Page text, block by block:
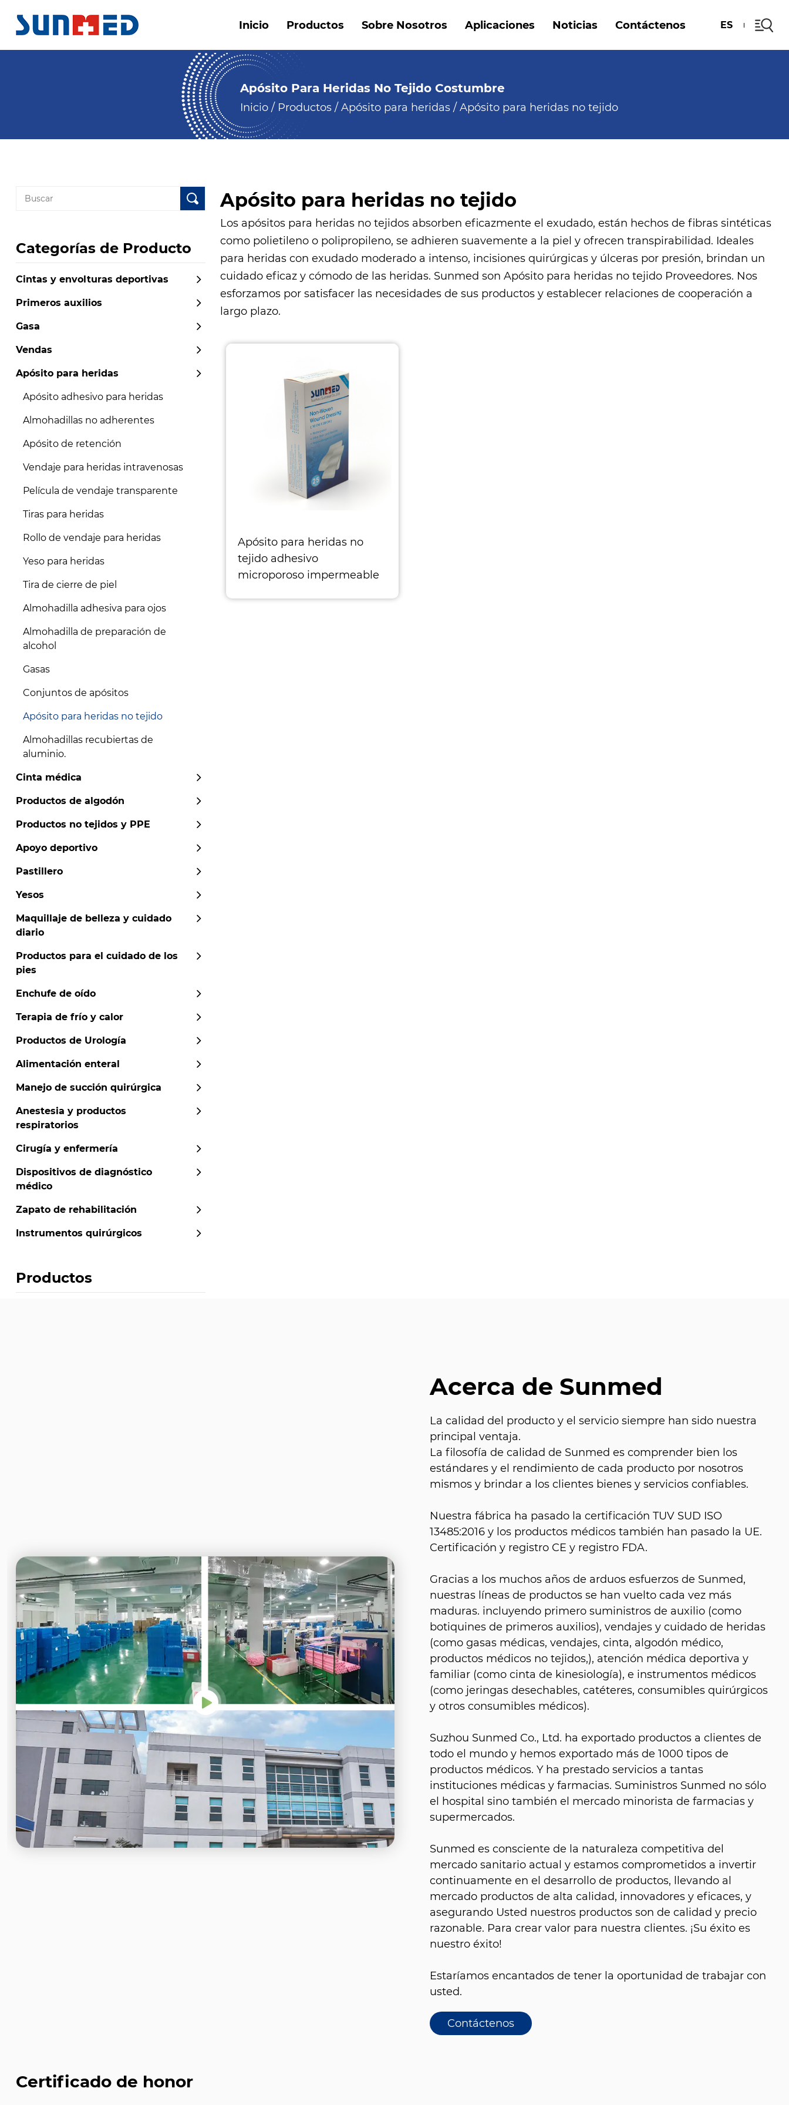
Inicio Productos Sobre Nosotros Aplicaciones Noticias Contáctenos ES
Apósito Para Heridas No Tejido Costumbre
Inicio/ Productos/ Apósito para heridas/ Apósito para heridas no tejido
Categorías de Producto
Cintas y envolturas deportivas
Primeros auxilios
Gasa
Vendas
Apósito para heridas
Apósito adhesivo para heridas
Almohadillas no adherentes
Apósito de retención
Vendaje para heridas intravenosas
Película de vendaje transparente
Tiras para heridas
Rollo de vendaje para heridas
Yeso para heridas
Tira de cierre de piel
Almohadilla adhesiva para ojos
Almohadilla de preparación de
alcohol
Gasas
Conjuntos de apósitos
Apósito para heridas no tejido
Almohadillas recubiertas de
aluminio.
Cinta médica
Productos de algodón
Productos no tejidos y PPE
Apoyo deportivo
Pastillero
Yesos
Maquillaje de belleza y cuidado
diario
Productos para el cuidado de los
pies
Enchufe de oído
Terapia de frío y calor
Productos de Urología
Alimentación enteral
Manejo de succión quirúrgica
Anestesia y productos
respiratorios
Cirugía y enfermería
Dispositivos de diagnóstico
médico
Zapato de rehabilitación
Instrumentos quirúrgicos
Productos
Apósito para heridas no tejido
Los apósitos para heridas no tejidos absorben eficazmente el exudado, están hechos de fibras sintéticas
como polietileno o polipropileno, se adhieren suavemente a la piel y ofrecen transpirabilidad. Ideales
para heridas con exudado moderado a intenso, incisiones quirúrgicas y úlceras por presión, brindan un
cuidado eficaz y cómodo de las heridas. Sunmed sonApósito para heridas no tejido Proveedores. Nos
esforzamos por satisfacer las necesidades de sus productos y establecer relaciones de cooperación a
largo plazo.
Apósito para heridas no
tejido adhesivo
microporoso impermeable
Acerca de Sunmed
La calidad del producto y el servicio siempre han sido nuestra
principal ventaja.
La filosofía de calidad de Sunmed es comprender bien los
estándares y el rendimiento de cada producto por nosotros
mismos y brindar a los clientes bienes y servicios confiables.
Nuestra fábrica ha pasado la certificación TUV SUD ISO
13485:2016 y los productos médicos también han pasado la UE.
Certificación y registro CE y registro FDA.
Gracias a los muchos años de arduos esfuerzos de Sunmed,
nuestras líneas de productos se han vuelto cada vez más
maduras. incluyendo primero suministros de auxilio (como
botiquines de primeros auxilios), vendajes y cuidado de heridas
(como gasas médicas, vendajes, cinta, algodón médico,
productos médicos no tejidos,), atención médica deportiva y
familiar (como cinta de kinesiología), e instrumentos médicos
(como jeringas desechables, catéteres, consumibles quirúrgicos
y otros consumibles médicos).
Suzhou Sunmed Co., Ltd. ha exportado productos a clientes de
todo el mundo y hemos exportado más de 1000 tipos de
productos médicos. Y ha prestado servicios a tantas
instituciones médicas y farmacias. Suministros Sunmed no sólo
el hospital sino también el mercado minorista de farmacias y
supermercados.
Sunmed es consciente de la naturaleza competitiva del
mercado sanitario actual y estamos comprometidos a invertir
continuamente en el desarrollo de productos, llevando al
mercado productos de alta calidad, innovadores y eficaces, y
asegurando Usted nuestros productos son de calidad y precio
razonable. Para crear valor para nuestra clientes. ¡Su éxito es
nuestro éxito!
Estaríamos encantados de tener la oportunidad de trabajar con
usted.
Contáctenos
Certificado de honor